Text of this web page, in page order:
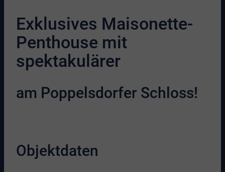
Exklusives Maisonette-
Penthouse mit
spektakulärer
am Poppelsdorfer Schloss!
Objektdaten